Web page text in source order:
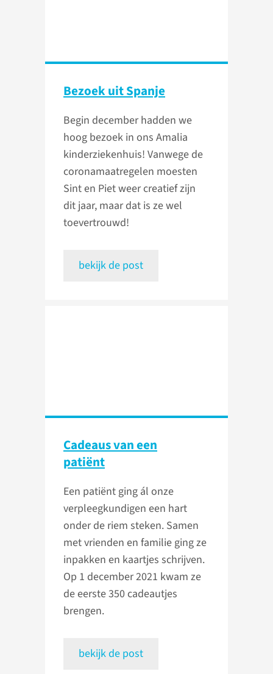
Bezoek uit Spanje
Begin december hadden we
hoog bezoek in ons Amalia
kinderziekenhuis! Vanwege de
coronamaatregelen moesten
Sint en Piet weer creatief zijn
dit jaar, maar dat is ze wel
toevertrouwd!
bekijk de post
Cadeaus van een
patiënt
Een patiënt ging ál onze
verpleegkundigen een hart
onder de riem steken. Samen
met vrienden en familie ging ze
inpakken en kaartjes schrijven.
Op 1 december 2021 kwam ze
de eerste 350 cadeautjes
brengen.
bekijk de post